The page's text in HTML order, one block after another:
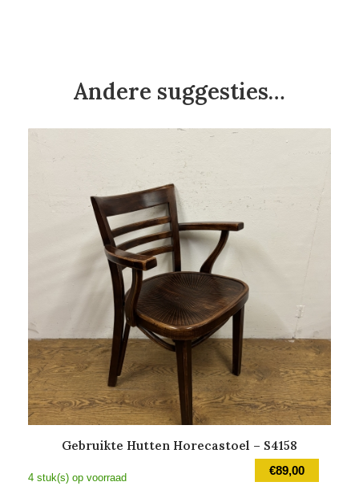
Andere suggesties…
Gebruikte Hutten Horecastoel – S4158
€89,00
4 stuk(s) op voorraad